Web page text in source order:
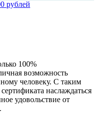
100%
возможность
человеку. С таким
наслаждаться
удовольствие от